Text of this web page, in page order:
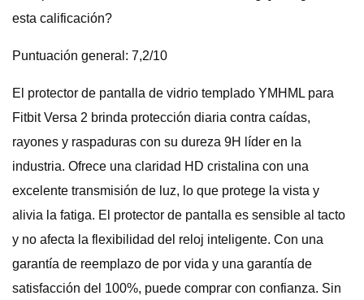
esta calificación?
Puntuación general: 7,2/10
El protector de pantalla de vidrio templado YMHML para
Fitbit Versa 2 brinda protección diaria contra caídas,
rayones y raspaduras con su dureza 9H líder en la
industria. Ofrece una claridad HD cristalina con una
excelente transmisión de luz, lo que protege la vista y
alivia la fatiga. El protector de pantalla es sensible al tacto
y no afecta la flexibilidad del reloj inteligente. Con una
garantía de reemplazo de por vida y una garantía de
satisfacción del 100%, puede comprar con confianza. Sin